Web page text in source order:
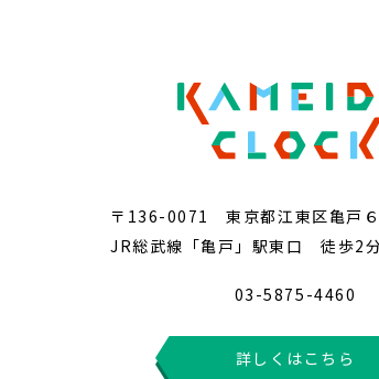
〒136-0071 東京都江東区亀戸６
JR総武線「亀戸」駅東口 徒歩2
03-5875-4460
詳しくはこちら